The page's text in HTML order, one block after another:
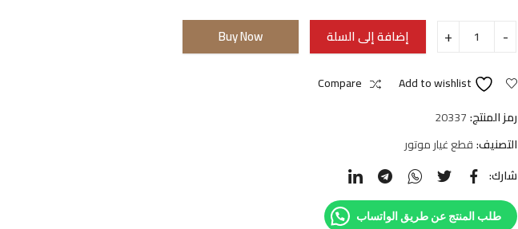
إضافة إلى السلة Buy Now
Add to wishlist
Compare
رمز المنتج:20337
التصنيف:قطع غيار موتور
شارك:
طلب المنتج عن طريق الواتساب